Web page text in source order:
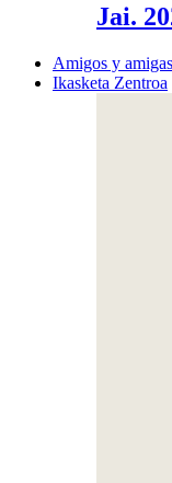
Jai.
Amigos y amigas
Ikasketa Zentroa